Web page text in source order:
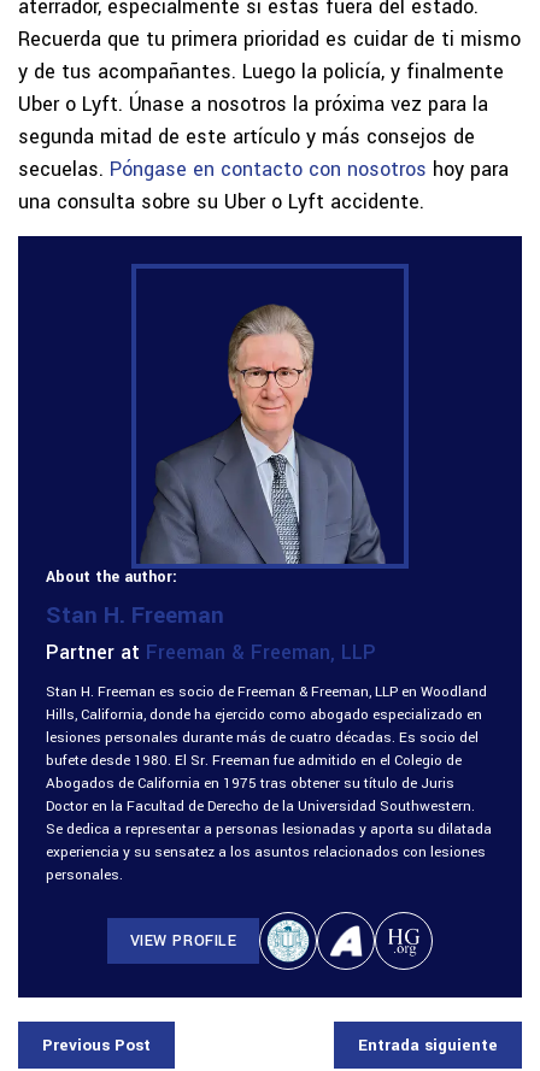
aterrador, especialmente si estás fuera del estado.
Recuerda que tu primera prioridad es cuidar de ti mismo
y de tus acompañantes. Luego la policía, y finalmente
Uber o Lyft. Únase a nosotros la próxima vez para la
segunda mitad de este artículo y más consejos de
secuelas. Póngase en contacto con nosotros hoy para
una consulta sobre su Uber o Lyft accidente.
About the author:
Stan H. Freeman
Partner at Freeman & Freeman, LLP
Stan H. Freeman es socio de Freeman & Freeman, LLP en Woodland
Hills, California, donde ha ejercido como abogado especializado en
lesiones personales durante más de cuatro décadas. Es socio del
bufete desde 1980. El Sr. Freeman fue admitido en el Colegio de
Abogados de California en 1975 tras obtener su título de Juris
Doctor en la Facultad de Derecho de la Universidad Southwestern.
Se dedica a representar a personas lesionadas y aporta su dilatada
experiencia y su sensatez a los asuntos relacionados con lesiones
personales.
VIEW PROFILE
Previous Post Entrada siguiente